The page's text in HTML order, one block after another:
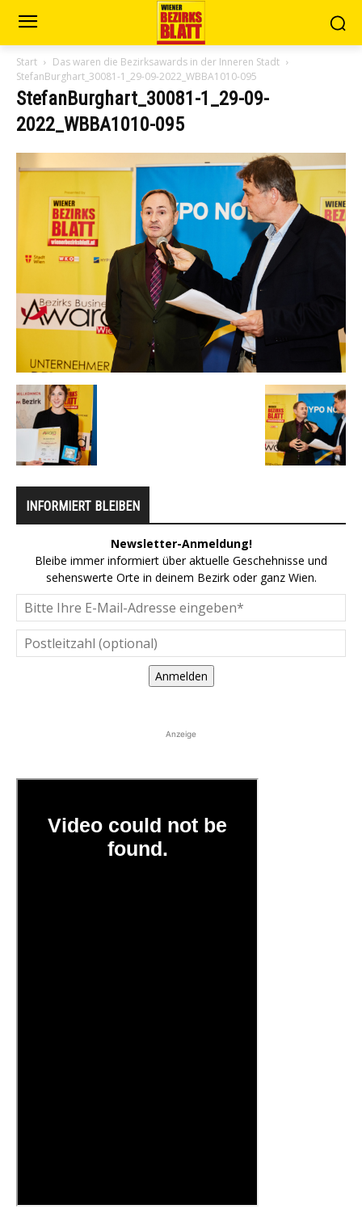
Start
Das waren die Bezirksawards in der Inneren Stadt
StefanBurghart_30081-1_29-09-2022_WBBA1010-095
StefanBurghart_30081-1_29-09-
2022_WBBA1010-095
INFORMIERT BLEIBEN
Newsletter-Anmeldung!
Bleibe immer informiert über aktuelle Geschehnisse und
sehenswerte Orte in deinem Bezirk oder ganz Wien.
Anmelden
Anzeige